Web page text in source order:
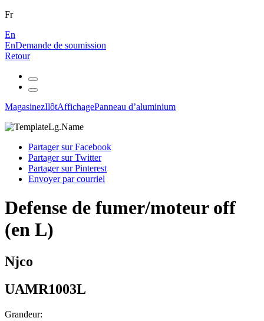
Fr
En
EnDemande de soumission
Retour
MagasinezIlôtAffichagePanneau d’aluminium
Partager sur Facebook
Partager sur Twitter
Partager sur Pinterest
Envoyer par courriel
Defense de fumer/moteur off
(en L)
Njco
UAMR1003L
Grandeur: